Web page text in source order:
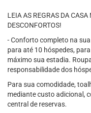
LEIA AS REGRAS DA
DESCONFORTOS!
- Conforto completo na
para até 10 hóspedes,
máximo sua estadia.
responsabilidade dos
Para sua comodidade,
mediante custo adicional,
central de reservas.